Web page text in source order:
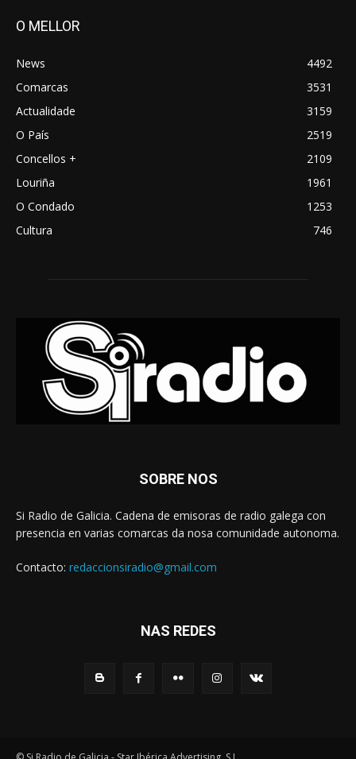
O MELLOR
News
4492
Comarcas
3531
Actualidade
3159
O País
2519
Concellos +
2109
Louriña
1961
O Condado
1253
Cultura
746
SOBRE NOS
Si Radio de Galicia. Cadena de emisoras de radio galega con
presencia en varias comarcas da nosa comunidade autonoma.
Contacto: redaccionsiradio@gmail.com
NAS REDES